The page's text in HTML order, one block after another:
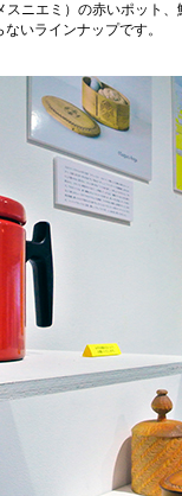
ニエミ）の赤いポット
いラインナップです。